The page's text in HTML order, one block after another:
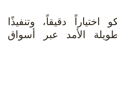
دقيقاً، وتنفيذًا
الأمد عبر أسواق